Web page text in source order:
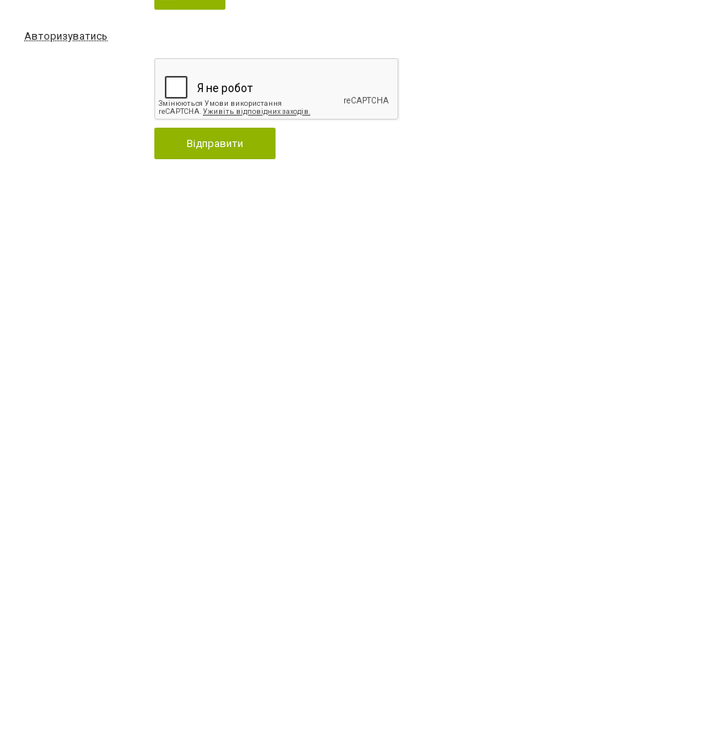
Авторизуватись
Відправити